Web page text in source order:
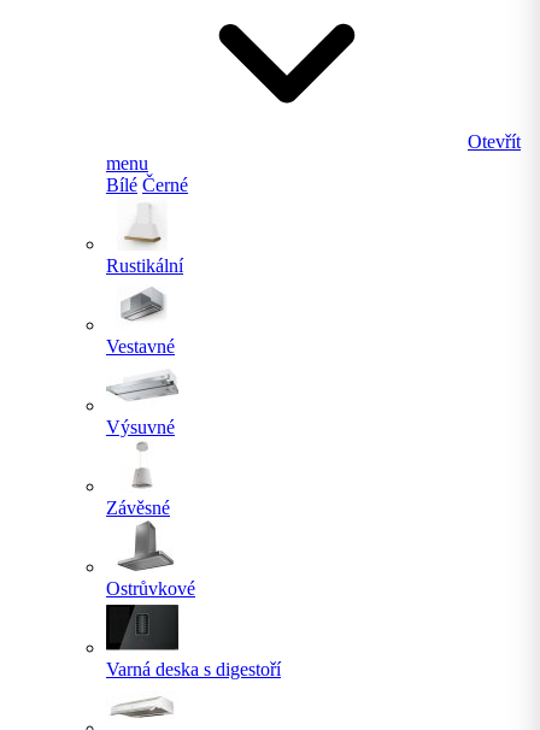
Otevřít
menu
Bílé Černé
Rustikální
Vestavné
Výsuvné
Závěsné
Ostrůvkové
Varná deska s digestoří